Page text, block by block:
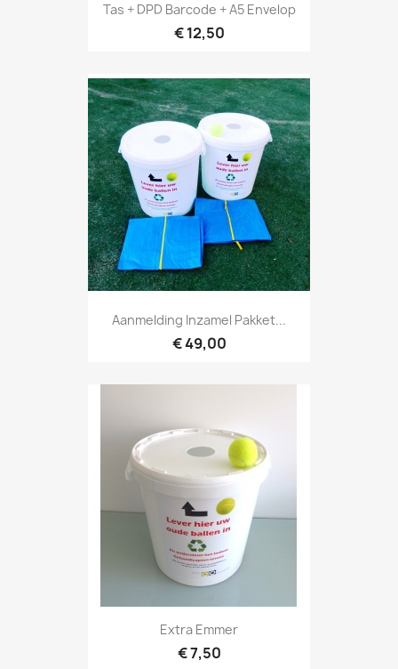
Tas + DPD Barcode + A5 Envelop
€ 12,50
Aanmelding Inzamel Pakket...
€ 49,00
Extra Emmer
€ 7,50